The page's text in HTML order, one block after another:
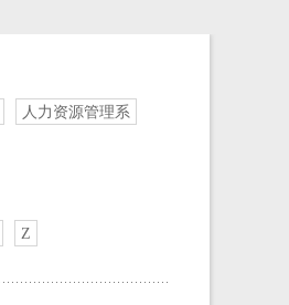
人力资源管理系
Z